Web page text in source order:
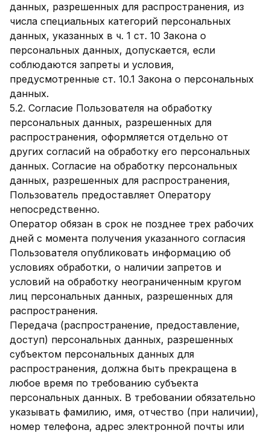
данных, разрешенных для распространения, из
числа специальных категорий персональных
данных, указанных в ч. 1 ст. 10 Закона о
персональных данных, допускается, если
соблюдаются запреты и условия,
предусмотренные ст. 10.1 Закона о персональных
данных.
5.2. Согласие Пользователя на обработку
персональных данных, разрешенных для
распространения, оформляется отдельно от
других согласий на обработку его персональных
данных. Согласие на обработку персональных
данных, разрешенных для распространения,
Пользователь предоставляет Оператору
непосредственно.
Оператор обязан в срок не позднее трех рабочих
дней с момента получения указанного согласия
Пользователя опубликовать информацию об
условиях обработки, о наличии запретов и
условий на обработку неограниченным кругом
лиц персональных данных, разрешенных для
распространения.
Передача (распространение, предоставление,
доступ) персональных данных, разрешенных
субъектом персональных данных для
распространения, должна быть прекращена в
любое время по требованию субъекта
персональных данных. В требовании обязательно
указывать фамилию, имя, отчество (при наличии),
номер телефона, адрес электронной почты или